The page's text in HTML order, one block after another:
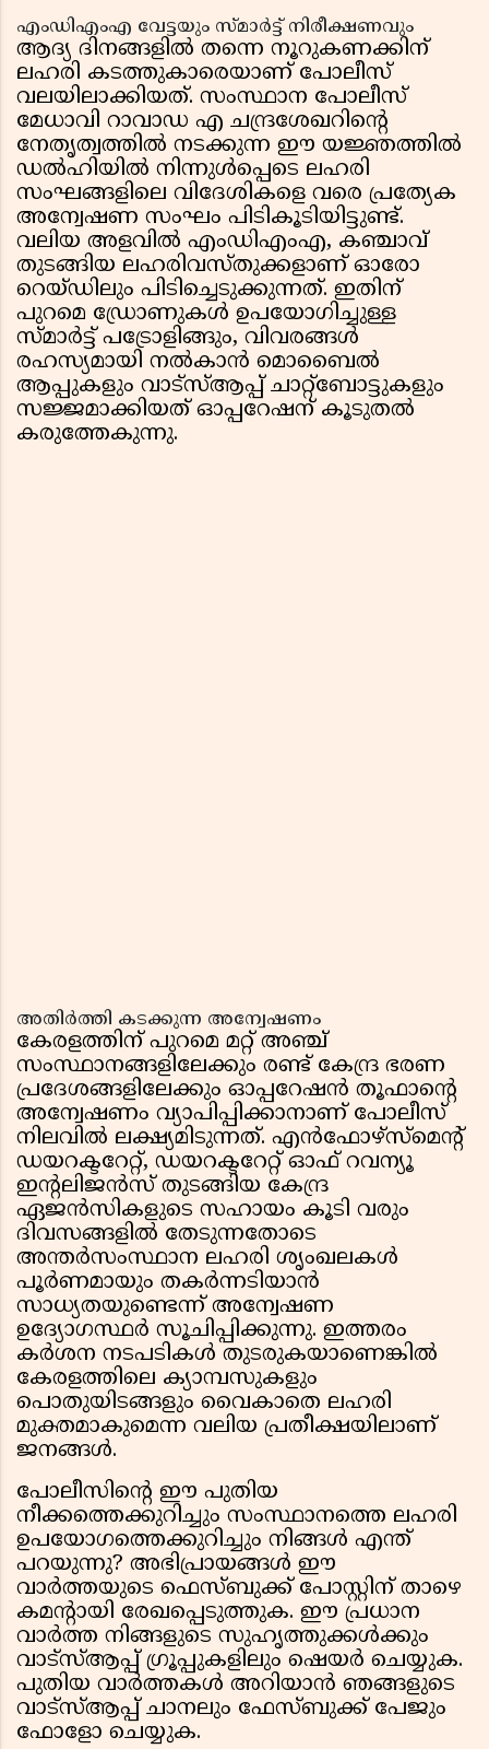
എംഡിഎംഎ വേട്ടയും സ്മാർട്ട് നിരീക്ഷണവും
ആദ്യ ദിനങ്ങളിൽ തന്നെ നൂറുകണക്കിന്
ലഹരി കടത്തുകാരെയാണ് പോലീസ്
വലയിലാക്കിയത്. സംസ്ഥാന പോലീസ്
മേധാവി റാവാഡ എ ചന്ദ്രശേഖറിൻ്റെ
നേതൃത്വത്തിൽ നടക്കുന്ന ഈ യജ്ഞത്തിൽ
ഡൽഹിയിൽ നിന്നുൾപ്പെടെ ലഹരി
സംഘങ്ങളിലെ വിദേശികളെ വരെ പ്രത്യേക
അന്വേഷണ സംഘം പിടികൂടിയിട്ടുണ്ട്.
വലിയ അളവിൽ എംഡിഎംഎ, കഞ്ചാവ്
തുടങ്ങിയ ലഹരിവസ്തുക്കളാണ് ഓരോ
റെയ്ഡിലും പിടിച്ചെടുക്കുന്നത്. ഇതിന്
പുറമെ ഡ്രോണുകൾ ഉപയോഗിച്ചുള്ള
സ്മാർട്ട് പട്രോളിങ്ങും, വിവരങ്ങൾ
രഹസ്യമായി നൽകാൻ മൊബൈൽ
ആപ്പുകളും വാട്സ്ആപ്പ് ചാറ്റ്ബോട്ടുകളും
സജ്ജമാക്കിയത് ഓപ്പറേഷന് കൂടുതൽ
കരുത്തേകുന്നു.
അതിർത്തി കടക്കുന്ന അന്വേഷണം
കേരളത്തിന് പുറമെ മറ്റ് അഞ്ച്
സംസ്ഥാനങ്ങളിലേക്കും രണ്ട് കേന്ദ്ര ഭരണ
പ്രദേശങ്ങളിലേക്കും ഓപ്പറേഷൻ തൂഫാൻ്റെ
അന്വേഷണം വ്യാപിപ്പിക്കാനാണ് പോലീസ്
നിലവിൽ ലക്ഷ്യമിടുന്നത്. എൻഫോഴ്സ്മെൻ്റ്
ഡയറക്ടറേറ്റ്, ഡയറക്ടറേറ്റ് ഓഫ് റവന്യൂ
ഇൻ്റലിജൻസ് തുടങ്ങിയ കേന്ദ്ര
ഏജൻസികളുടെ സഹായം കൂടി വരും
ദിവസങ്ങളിൽ തേടുന്നതോടെ
അന്തർസംസ്ഥാന ലഹരി ശൃംഖലകൾ
പൂർണമായും തകർന്നടിയാൻ
സാധ്യതയുണ്ടെന്ന് അന്വേഷണ
ഉദ്യോഗസ്ഥർ സൂചിപ്പിക്കുന്നു. ഇത്തരം
കർശന നടപടികൾ തുടരുകയാണെങ്കിൽ
കേരളത്തിലെ ക്യാമ്പസുകളും
പൊതുയിടങ്ങളും വൈകാതെ ലഹരി
മുക്തമാകുമെന്ന വലിയ പ്രതീക്ഷയിലാണ്
ജനങ്ങൾ.
പോലീസിൻ്റെ ഈ പുതിയ
നീക്കത്തെക്കുറിച്ചും സംസ്ഥാനത്തെ ലഹരി
ഉപയോഗത്തെക്കുറിച്ചും നിങ്ങൾ എന്ത്
പറയുന്നു? അഭിപ്രായങ്ങൾ ഈ
വാർത്തയുടെ ഫെസ്ബുക്ക് പോസ്റ്റിന് താഴെ
കമൻ്റായി രേഖപ്പെടുത്തുക. ഈ പ്രധാന
വാർത്ത നിങ്ങളുടെ സുഹൃത്തുക്കൾക്കും
വാട്സ്ആപ്പ് ഗ്രൂപ്പുകളിലും ഷെയർ ചെയ്യുക.
പുതിയ വാർത്തകൾ അറിയാൻ ഞങ്ങളുടെ
വാട്സ്ആപ്പ് ചാനലും ഫേസ്ബുക്ക് പേജും
ഫോളോ ചെയ്യുക.